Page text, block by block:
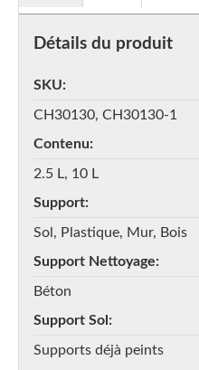
Détails du produit
SKU
CH30130, CH30130-1
Contenu
2.5 L, 10 L
Support
Sol, Plastique, Mur, Bois
Support Nettoyage
Béton
Support Sol
Supports déjà peints